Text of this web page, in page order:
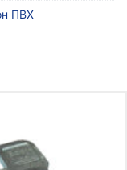
ПВХ